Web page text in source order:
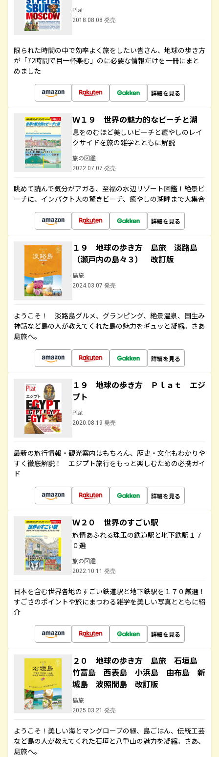
Plat
2018.08.08 発売
限られた時間の中で効率よく旅をしたい皆さん、地球の歩き方
が「72時間で目一杯楽む」のに必要な情報だけを一冊にまと
めました
詳細を見る
Ｗ１９ 世界の魅力的なビーチと湖
息をのむほど美しいビーチと癒やしのレイ
クサイドを旅の雑学とともに解説
旅の図鑑
2022.07.07 発売
眺めて読んで気分がアガる、至福の水辺リゾート図鑑！絶景ビ
ーチに、インパクト大の驚きビーチ、癒やしの湖畔まで大集合
詳細を見る
１９ 地球の歩き方 島旅 淡路島
（瀬戸内の島々３） 改訂版
島旅
2024.03.07 発売
ようこそ！ 淡路島グルメ、グランピング、絶景温泉、国生み
神話など島の人が教えてくれた島の魅力をギュッと凝縮。さあ
島旅へ。
詳細を見る
１９ 地球の歩き方 Ｐｌａｔ エジ
プト
Plat
2020.08.19 発売
最新の旅行情報・観光案内はもちろん、歴史・文化もわかりや
すく徹底解説！ エジプト旅行をもっと楽しむための必携ガイ
ド
詳細を見る
Ｗ２０ 世界のすごい駅
旅情あふれる珠玉の鉄道駅と地下鉄駅１７
０選
旅の図鑑
2022.10.11 発売
日本を含む世界各地のすごい鉄道駅と地下鉄駅を１７０厳選！
すごさのポイントや旅にまつわる雑学を美しい写真とともに紹
介
詳細を見る
２０ 地球の歩き方 島旅 石垣島
竹富島 西表島 小浜島 由布島 新
城島 波照間島 改訂版
島旅
2025.03.21 発売
ようこそ！美しい海とマングローブの緑、島ごはん、伝統工芸
など島の人が教えてくれた石垣と八重山の魅力を凝縮。さあ、
島旅へ。